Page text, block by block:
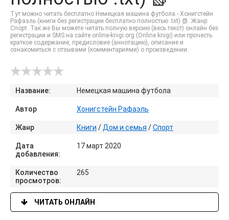
Тут можно читать бесплатно Немецкая машина футбола - Хонигстейн
Рафаэль (книги без регистрации бесплатно полностью .txt) 📗. Жанр:
Спорт. Так же Вы можете читать полную версию (весь текст) онлайн без
регистрации и SMS на сайте online-knigi.org (Online knigi) или прочесть
краткое содержание, предисловие (аннотацию), описание и
ознакомиться с отзывами (комментариями) о произведении.
Название: Немецкая машина футбола
Автор Хонигстейн Рафаэль
Жанр Книги / Дом и семья /Спорт
Дата
добавления:
17 март 2020
Количество
просмотров:
265
ЧИТАТЬ ОНЛАЙН